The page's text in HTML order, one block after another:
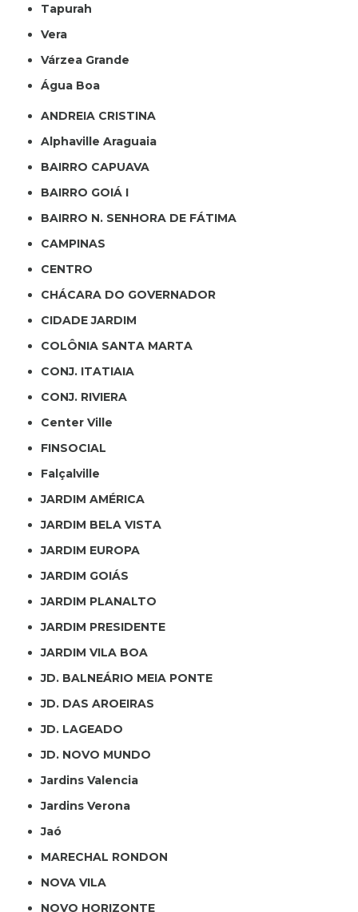
Tapurah
Vera
Várzea Grande
Água Boa
ANDREIA CRISTINA
Alphaville Araguaia
BAIRRO CAPUAVA
BAIRRO GOIÁ I
BAIRRO N. SENHORA DE FÁTIMA
CAMPINAS
CENTRO
CHÁCARA DO GOVERNADOR
CIDADE JARDIM
COLÔNIA SANTA MARTA
CONJ. ITATIAIA
CONJ. RIVIERA
Center Ville
FINSOCIAL
Falçalville
JARDIM AMÉRICA
JARDIM BELA VISTA
JARDIM EUROPA
JARDIM GOIÁS
JARDIM PLANALTO
JARDIM PRESIDENTE
JARDIM VILA BOA
JD. BALNEÁRIO MEIA PONTE
JD. DAS AROEIRAS
JD. LAGEADO
JD. NOVO MUNDO
Jardins Valencia
Jardins Verona
Jaó
MARECHAL RONDON
NOVA VILA
NOVO HORIZONTE